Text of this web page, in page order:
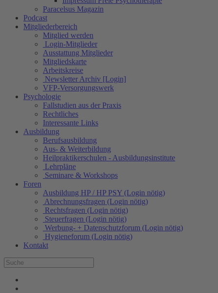
Paracelsus Magazin
Podcast
Mitgliederbereich
Mitglied werden
Login-Mitglieder
Ausstattung Mitglieder
Mitgliedskarte
Arbeitskreise
Newsletter Archiv [Login]
VFP-Versorgungswerk
Psychologie
Fallstudien aus der Praxis
Rechtliches
Interessante Links
Ausbildung
Berufsausbildung
Aus- & Weiterbildung
Heilpraktikerschulen - Ausbildungsinstitute
Lehrpläne
Seminare & Workshops
Foren
Ausbildung HP / HP PSY (Login nötig)
Abrechnungsfragen (Login nötig)
Rechtsfragen (Login nötig)
Steuerfragen (Login nötig)
Werbung- + Datenschutzforum (Login nötig)
Hygieneforum (Login nötig)
Kontakt